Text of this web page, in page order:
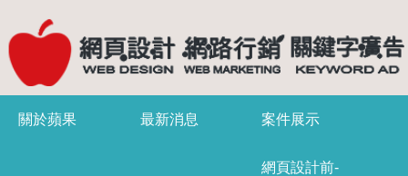
關於蘋果 最新消息 案件展示
網頁設計前-